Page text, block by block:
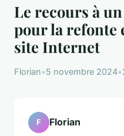
Le recours à
pour la refonte
site Internet
Florian•5 novembre 2024•
F Florian